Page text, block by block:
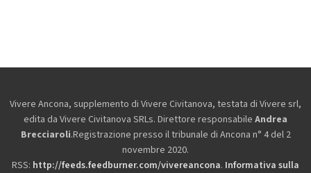
Vivere Ancona, supplemento di Vivere Civitanova, testata di Vivere srl,
edita da Vivere Civitanova SRLs. Direttore responsabile Andrea
Brecciaroli.Registrazione presso il tribunale di Ancona n° 4 del 2
novembre 2020.
RSS: http://feeds.feedburner.com/vivereancona. Informativa sulla